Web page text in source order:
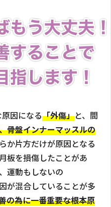
因になる「外傷」と、間
骨盤インナーマッスルの
か片方だけが原因となる
板を損傷したことがあ
運動もしないの
が混合していることが多
の為に一番重要な根本原